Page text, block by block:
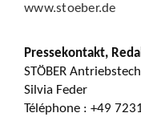
www.stoeber.de
Pressekontakt,
STÖBER
Silvia Feder
Téléphone : +49